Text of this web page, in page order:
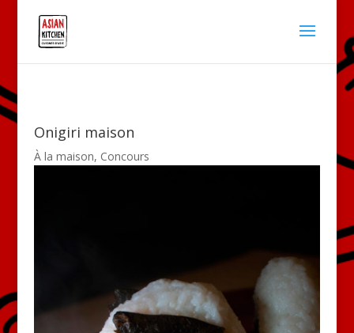
Onigiri maison
À la maison, Concours